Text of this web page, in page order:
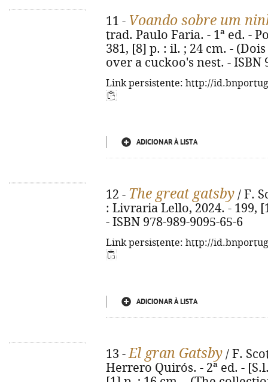
11 - Voando sobre um
trad. Paulo Faria. - 1ª ed. -
381, [8] p. : il. ; 24 cm. -
over a cuckoo's nest. - ISBN
Link persistente: http://
ADICIONAR À LISTA
12 - The great gatsby / F.
: Livraria Lello, 2024. - 199,
- ISBN 978-989-9095-65-6
Link persistente: http://
ADICIONAR À LISTA
13 -El gran Gatsby / F.
Herrero Quirós. - 2ª ed. -